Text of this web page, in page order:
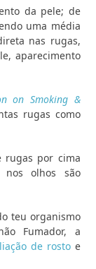
da pele; de
uma média
nas rugas,
aparecimento
on Smoking &
rugas como
rugas por cima
nos olhos são
teu organismo
Fumador, a
de rostoe